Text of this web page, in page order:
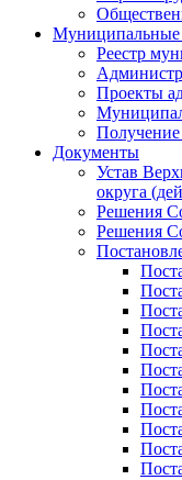
Муниципальные
Реестр
Проекты
Получение
Документы
Устав
округа
Решения
Решения